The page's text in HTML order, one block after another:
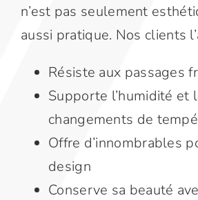
n’est pas seulement
aussi pratique. Nos clients
Résiste aux passages
Supporte l’humidité et
changements de
Offre d’innombrables
design
Conserve sa beauté